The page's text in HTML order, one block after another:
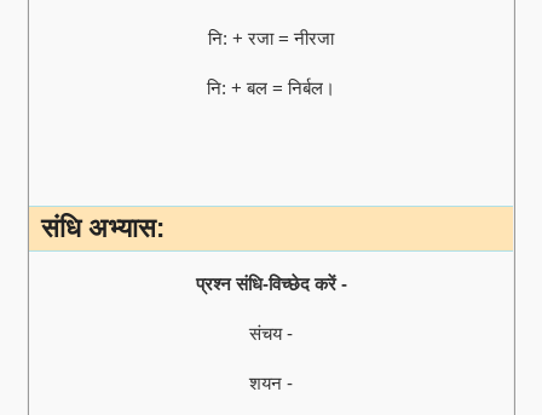
नि: + रजा = नीरजा
नि: + बल = निर्बल।
संधि अभ्यास:
प्रश्न संधि-विच्छेद करें -
संचय -
शयन -